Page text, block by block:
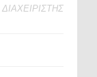
ΔΙΑΧΕΙΡΙΣΤΗΣ